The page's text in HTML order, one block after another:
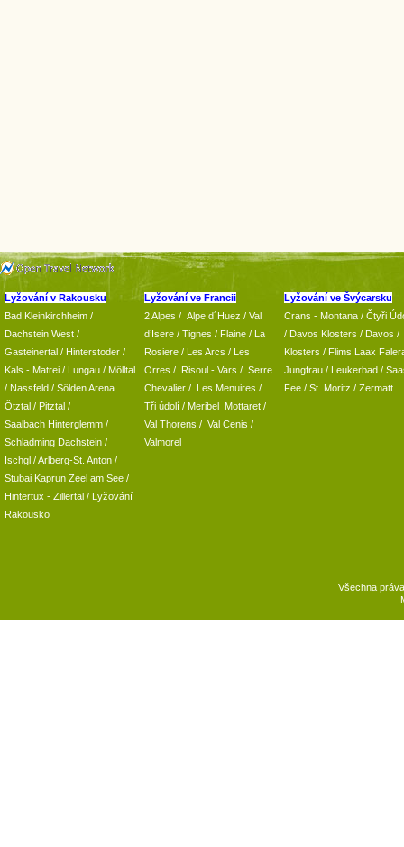
Lyžování v Rakousku
Bad Kleinkirchheim /
Dachstein West /
Gasteinertal / Hinterstoder /
Kals - Matrei / Lungau / Mölltal
/ Nassfeld / Sölden Arena
Ötztal / Pitztal /
Saalbach Hinterglemm /
Schladming Dachstein /
Ischgl /Arlberg-St. Anton /
Stubai Kaprun Zeel am See /
Hintertux - Zillertal / Lyžování
Rakousko
Lyžování ve Francii
2 Alpes / Alpe d´Huez / Val
d’Isere / Tignes / Flaine / La
Rosiere / Les Arcs / Les
Orres / Risoul - Vars / Serre
Chevalier / Les Menuires /
Tři údolí / Meribel Mottaret /
Val Thorens / Val Cenis /
Valmorel
Lyžování ve Švýcarsku
Crans - Montana / Čtyři
/ Davos Klosters / Davos /
Klosters / Flims Laax
Jungfrau / Leukerbad /
Fee / St. Moritz / Zermatt
Všechna